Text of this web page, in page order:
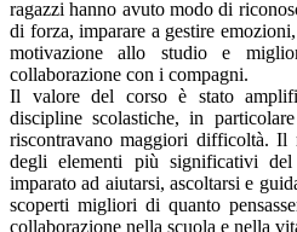
ragazzi hanno avuto modo di
di forza, imparare a gestire
motivazione allo studio e
collaborazione con i compagni.
Il valore del corso è stato
discipline scolastiche, in
riscontravano maggiori difficoltà. Il
degli elementi più significativi
imparato ad aiutarsi, ascoltarsi e
scoperti migliori di quanto
collaborazione nella scuola e nella